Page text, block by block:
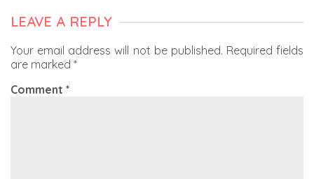
LEAVE A REPLY
Your email address will not be published. Required fields
are marked *
Comment *